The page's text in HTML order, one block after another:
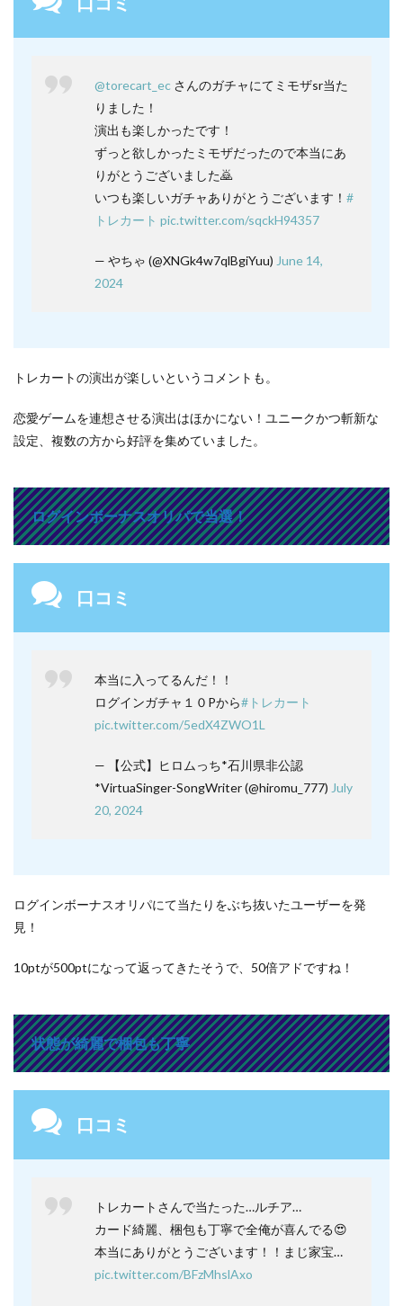
@torecart_ec さんのガチャにてミモザsr当た
りました！
演出も楽しかったです！
ずっと欲しかったミモザだったので本当にあ
りがとうございました🙇
いつも楽しいガチャありがとうございます！ #
トレカート pic.twitter.com/sqckH94357
— やちゃ (@XNGk4w7qlBgiYuu) June 14,
2024
トレカートの演出が楽しいというコメントも。
恋愛ゲームを連想させる演出はほかにない！ユニークかつ斬新な
設定、複数の方から好評を集めていました。
ログインボーナスオリパで当選！
口コミ
本当に入ってるんだ！！
ログインガチャ１０Pから#トレカート
pic.twitter.com/5edX4ZWO1L
— 【公式】ヒロムっち*石川県非公認
*VirtuaSinger-SongWriter (@hiromu_777) July
20, 2024
ログインボーナスオリパにて当たりをぶち抜いたユーザーを発
見！
10ptが500ptになって返ってきたそうで、50倍アドですね！
状態が綺麗で梱包も丁寧
口コミ
トレカートさんで当たった…ルチア…
カード綺麗、梱包も丁寧で全俺が喜んでる😍
本当にありがとうございます！！まじ家宝…
pic.twitter.com/BFzMhslAxo